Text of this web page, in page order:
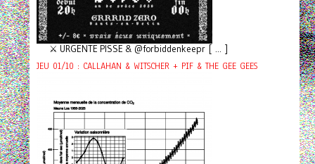
⚔️ URGENTE PISSE & @forbiddenkeepr [ ... ]
JEU 01/10 : CALLAHAN & WITSCHER + PIF & THE GEE GEES